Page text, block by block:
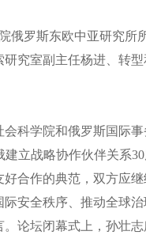
罗斯东欧中亚研究所
究室副主任杨进、转
学院和俄罗斯国际事
建立战略协作伙伴关
合作的典范，双方应
安全秩序、推动全球
论坛闭幕式上，孙壮志